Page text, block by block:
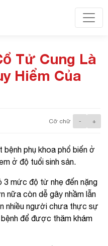
Tử Cung Là
Hiểm Của
Cỡ chữ - +
phụ khoa phổ biến ở
ở độ tuổi sinh sản.
mức độ từ nhẹ đến nặng
nữa còn dễ gây nhầm lẫn
nhiều người chưa thực sự
để được thăm khám